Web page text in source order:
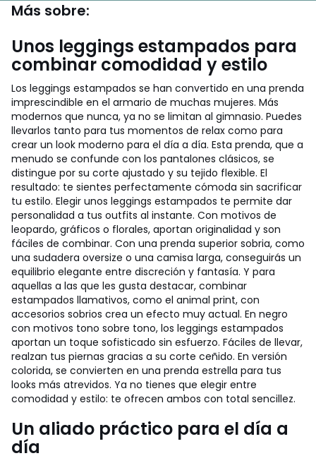
Más sobre:
Unos leggings estampados para
combinar comodidad y estilo
Los leggings estampados se han convertido en una prenda
imprescindible en el armario de muchas mujeres. Más
modernos que nunca, ya no se limitan al gimnasio. Puedes
llevarlos tanto para tus momentos de relax como para
crear un look moderno para el día a día. Esta prenda, que a
menudo se confunde con los pantalones clásicos, se
distingue por su corte ajustado y su tejido flexible. El
resultado: te sientes perfectamente cómoda sin sacrificar
tu estilo. Elegir unos leggings estampados te permite dar
personalidad a tus outfits al instante. Con motivos de
leopardo, gráficos o florales, aportan originalidad y son
fáciles de combinar. Con una prenda superior sobria, como
una sudadera oversize o una camisa larga, conseguirás un
equilibrio elegante entre discreción y fantasía. Y para
aquellas a las que les gusta destacar, combinar
estampados llamativos, como el animal print, con
accesorios sobrios crea un efecto muy actual. En negro
con motivos tono sobre tono, los leggings estampados
aportan un toque sofisticado sin esfuerzo. Fáciles de llevar,
realzan tus piernas gracias a su corte ceñido. En versión
colorida, se convierten en una prenda estrella para tus
looks más atrevidos. Ya no tienes que elegir entre
comodidad y estilo: te ofrecen ambos con total sencillez.
Un aliado práctico para el día a
día